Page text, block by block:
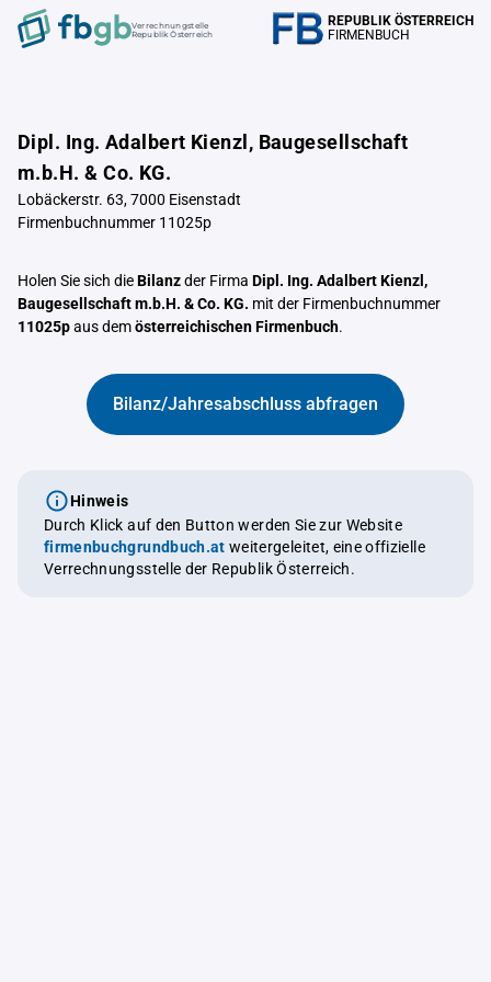
Verrechnungstelle
Republik Österreich
REPUBLIK ÖSTERREICH
FIRMENBUCH
Dipl. Ing. Adalbert Kienzl, Baugesellschaft
m.b.H. & Co. KG.
Lobäckerstr. 63, 7000 Eisenstadt
Firmenbuchnummer 11025p
Holen Sie sich dieBilanzder Firma Dipl. Ing. Adalbert Kienzl,
Baugesellschaft m.b.H. & Co. KG. mit der Firmenbuchnummer
11025paus demösterreichischen Firmenbuch.
Bilanz/Jahresabschluss abfragen
Hinweis
Durch Klick auf den Button werden Sie zur Website
firmenbuchgrundbuch.at weitergeleitet, eine offizielle
Verrechnungsstelle der Republik Österreich.